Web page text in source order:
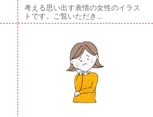
考える思い出す表情の女性のイラス
トです。ご覧いただき...